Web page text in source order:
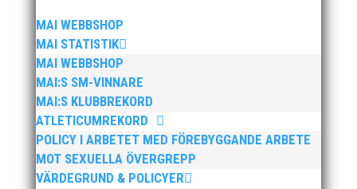
MAI WEBBSHOP
MAI STATISTIK
MAI WEBBSHOP
MAI:S SM-VINNARE
MAI:S KLUBBREKORD
ATLETICUMREKORD
POLICY I ARBETET MED FÖREBYGGANDE ARBETE
MOT SEXUELLA ÖVERGREPP
VÄRDEGRUND & POLICYER
För mig har Lasse betytt oerhört mycket på flera